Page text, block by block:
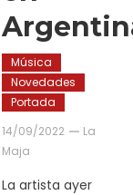
Música
Novedades
Portada
14/09/2022
La
Maja
La artista ayer